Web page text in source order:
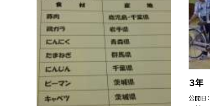
３年
公開日